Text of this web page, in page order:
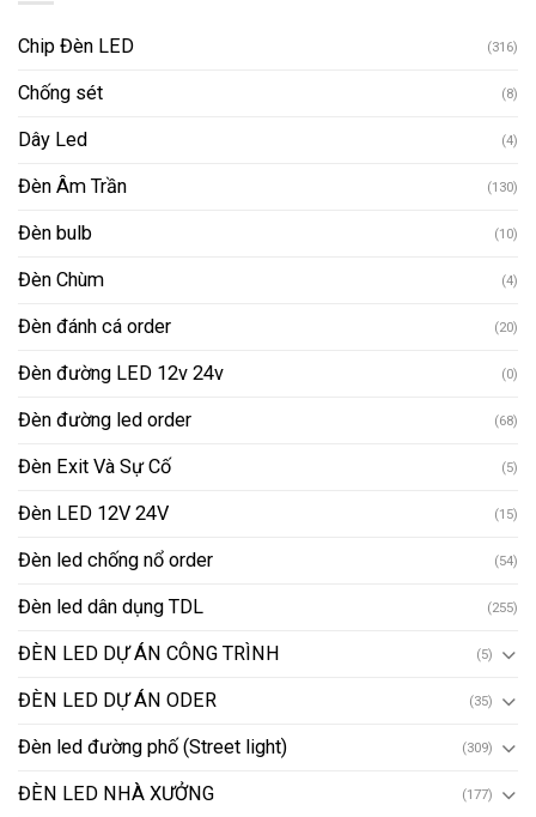
Chip Đèn LED (316)
Chống sét (8)
Dây Led (4)
Đèn Âm Trần (130)
Đèn bulb (10)
Đèn Chùm (4)
Đèn đánh cá order (20)
Đèn đường LED 12v 24v (0)
Đèn đường led order (68)
Đèn Exit Và Sự Cố (5)
Đèn LED 12V 24V (15)
Đèn led chống nổ order (54)
Đèn led dân dụng TDL (255)
ĐÈN LED DỰ ÁN CÔNG TRÌNH (5)
ĐÈN LED DỰ ÁN ODER (35)
Đèn led đường phố (Street light) (309)
ĐÈN LED NHÀ XƯỞNG (177)